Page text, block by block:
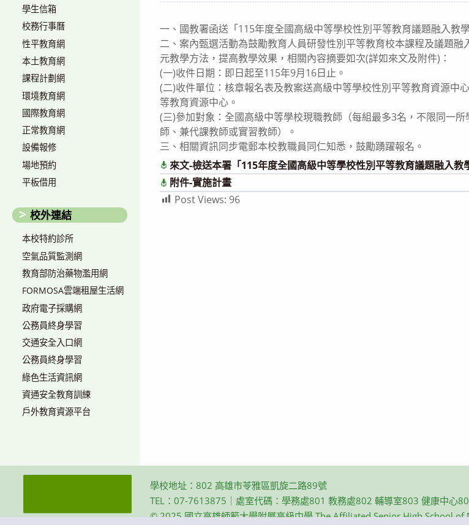
一、國教署函送「115年度全國高級中等學校性別平等教育議題融入教
二、案內甄選活動為鼓勵教育人員研發性別平等教育校本課程及議題
元教學方法，提高教學效果，相關內容摘要如次(詳如來文及附件)：
(一)收件日期：即日起至115年9月16日止。
(二)收件單位：核章報名表及教案送高級中等學校性別平等教育資源中
等教育資源中心。
(三)參加對象：全國高級中等學校現職教師（每組最多3名，不限同一
師、兼代課教師或實習教師）。
三、相關資訊同步電郵本校教職員同仁知悉，鼓勵踴躍報名。
來文-檢送本署「115年度全國高級中等學校性別平等教育議題融入
附件-實施計畫
Post Views: 96
學生信箱
校務行事曆
性平教育網
本土教育網
課程計劃網
環境教育網
國際教育網
正常教育網
設備報修
場地預約
平板借用
校外連結
本校特約診所
空氣品質監測網
教育部防治藥物濫用網
FORMOSA雲端租屋生活網
政府電子採購網
公務員終身學習
交通安全入口網
公務員終身學習
綠色生活資訊網
資通安全教育訓練
戶外教育資源平台
學校地址：802 高雄市苓雅區凱旋二路89號
TEL：07-7613875｜處室代碼：學務處801 教務處802 輔導室803 健康中心
© 2025 國立高雄師範大學附屬高級中學 The Affiliated Senior High School